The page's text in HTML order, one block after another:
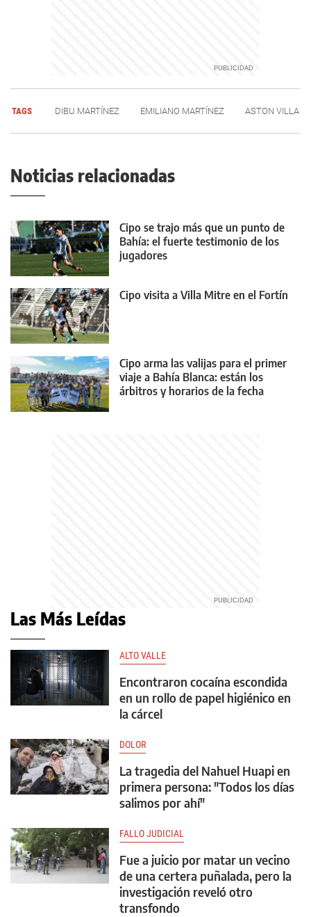
TAGS DIBU MARTÍNEZ EMILIANO MARTÍNEZ ASTON VILLA
Noticias relacionadas
Cipo se trajo más que un punto de
Bahía: el fuerte testimonio de los
jugadores
Cipo visita a Villa Mitre en el Fortín
Cipo arma las valijas para el primer
viaje a Bahía Blanca: están los
árbitros y horarios de la fecha
Las Más Leídas
ALTO VALLE
Encontraron cocaína escondida
en un rollo de papel higiénico en
la cárcel
DOLOR
La tragedia del Nahuel Huapi en
primera persona: "Todos los días
salimos por ahí"
FALLO JUDICIAL
Fue a juicio por matar un vecino
de una certera puñalada, pero la
investigación reveló otro
transfondo